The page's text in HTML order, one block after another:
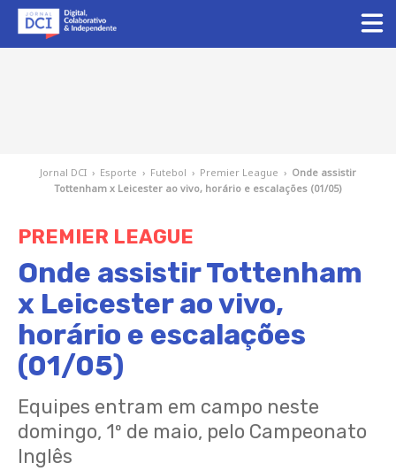
Jornal DCI › Esporte › Futebol › Premier League › Onde assistir
Tottenham x Leicester ao vivo, horário e escalações (01/05)
PREMIER LEAGUE
Onde assistir Tottenham
x Leicester ao vivo,
horário e escalações
(01/05)
Equipes entram em campo neste
domingo, 1º de maio, pelo Campeonato
Inglês